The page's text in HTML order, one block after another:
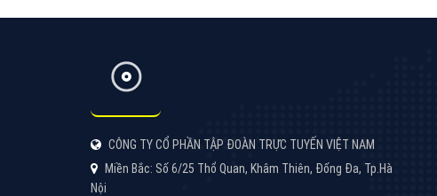
CÔNG TY CỔ PHẦN TẬP ĐOÀN TRỰC TUYẾN VIỆT NAM
Miền Bắc: Số 6/25 Thổ Quan, Khâm Thiên, Đống Đa, Tp.Hà
Nội